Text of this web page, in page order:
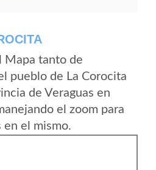
Mapa tanto de
pueblo de La Corocita
de Veraguas en
el zoom para
en el mismo.